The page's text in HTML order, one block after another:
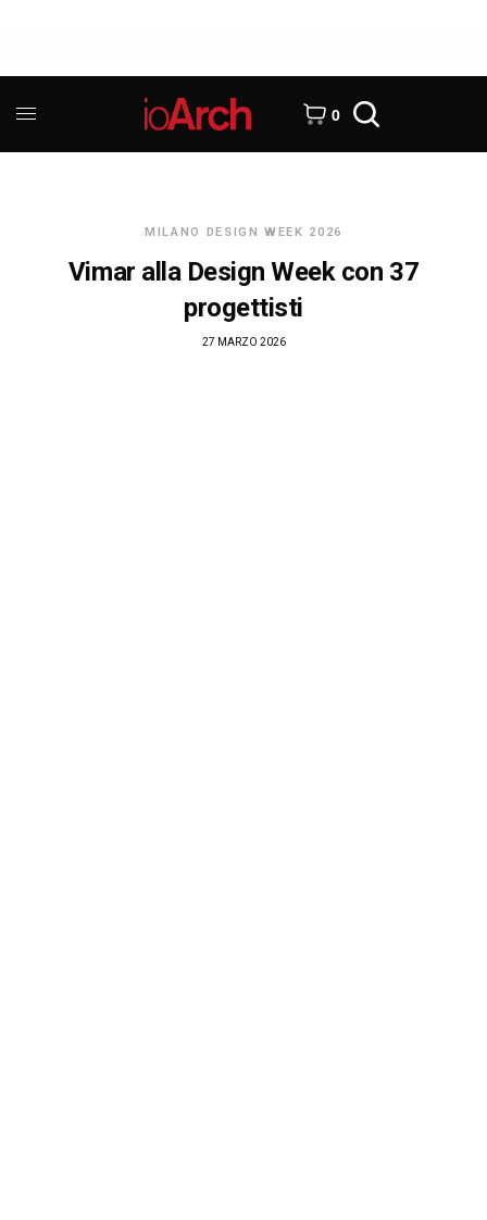
0
MILANO DESIGN WEEK 2026
Vimar alla Design Week con 37
progettisti
27 MARZO 2026